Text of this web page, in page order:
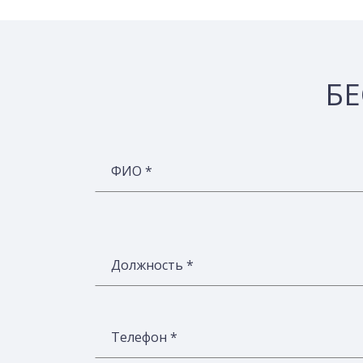
ФИО *
Должность *
Телефон *